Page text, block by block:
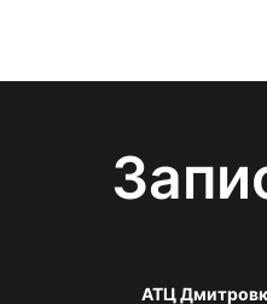
АТЦ